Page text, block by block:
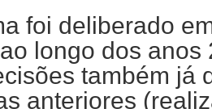
foi deliberado
longo dos anos
também já
anteriores